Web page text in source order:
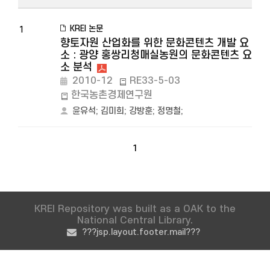
1 KREI 논문
향토자원 산업화를 위한 문화콘텐츠 개발 요
소 : 광양 홍쌍리청매실농원의 문화콘텐츠 요
소 분석
2010-12
RE33-5-03
한국농촌경제연구원
윤유석; 김미희 ; 강방훈; 정명철;
1
KREI Repository was built as a OAK to the
National Central Library.
???jsp.layout.footer.mail???